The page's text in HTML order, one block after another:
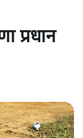
प्रधान